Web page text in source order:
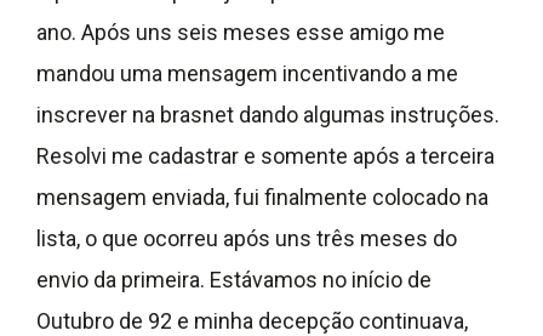
ano. Após uns seis meses esse amigo me
mandou uma mensagem incentivando a me
inscrever na brasnet dando algumas instruções.
Resolvi me cadastrar e somente após a terceira
mensagem enviada, fui finalmente colocado na
lista, o que ocorreu após uns três meses do
envio da primeira. Estávamos no início de
Outubro de 92 e minha decepção continuava,